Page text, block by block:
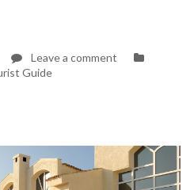
Leave a commenton
Guide